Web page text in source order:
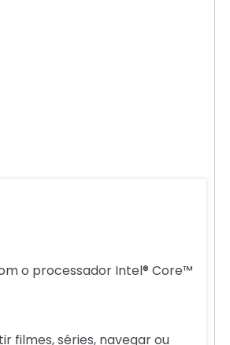
o processador Intel® Core™
filmes, séries, navegar ou